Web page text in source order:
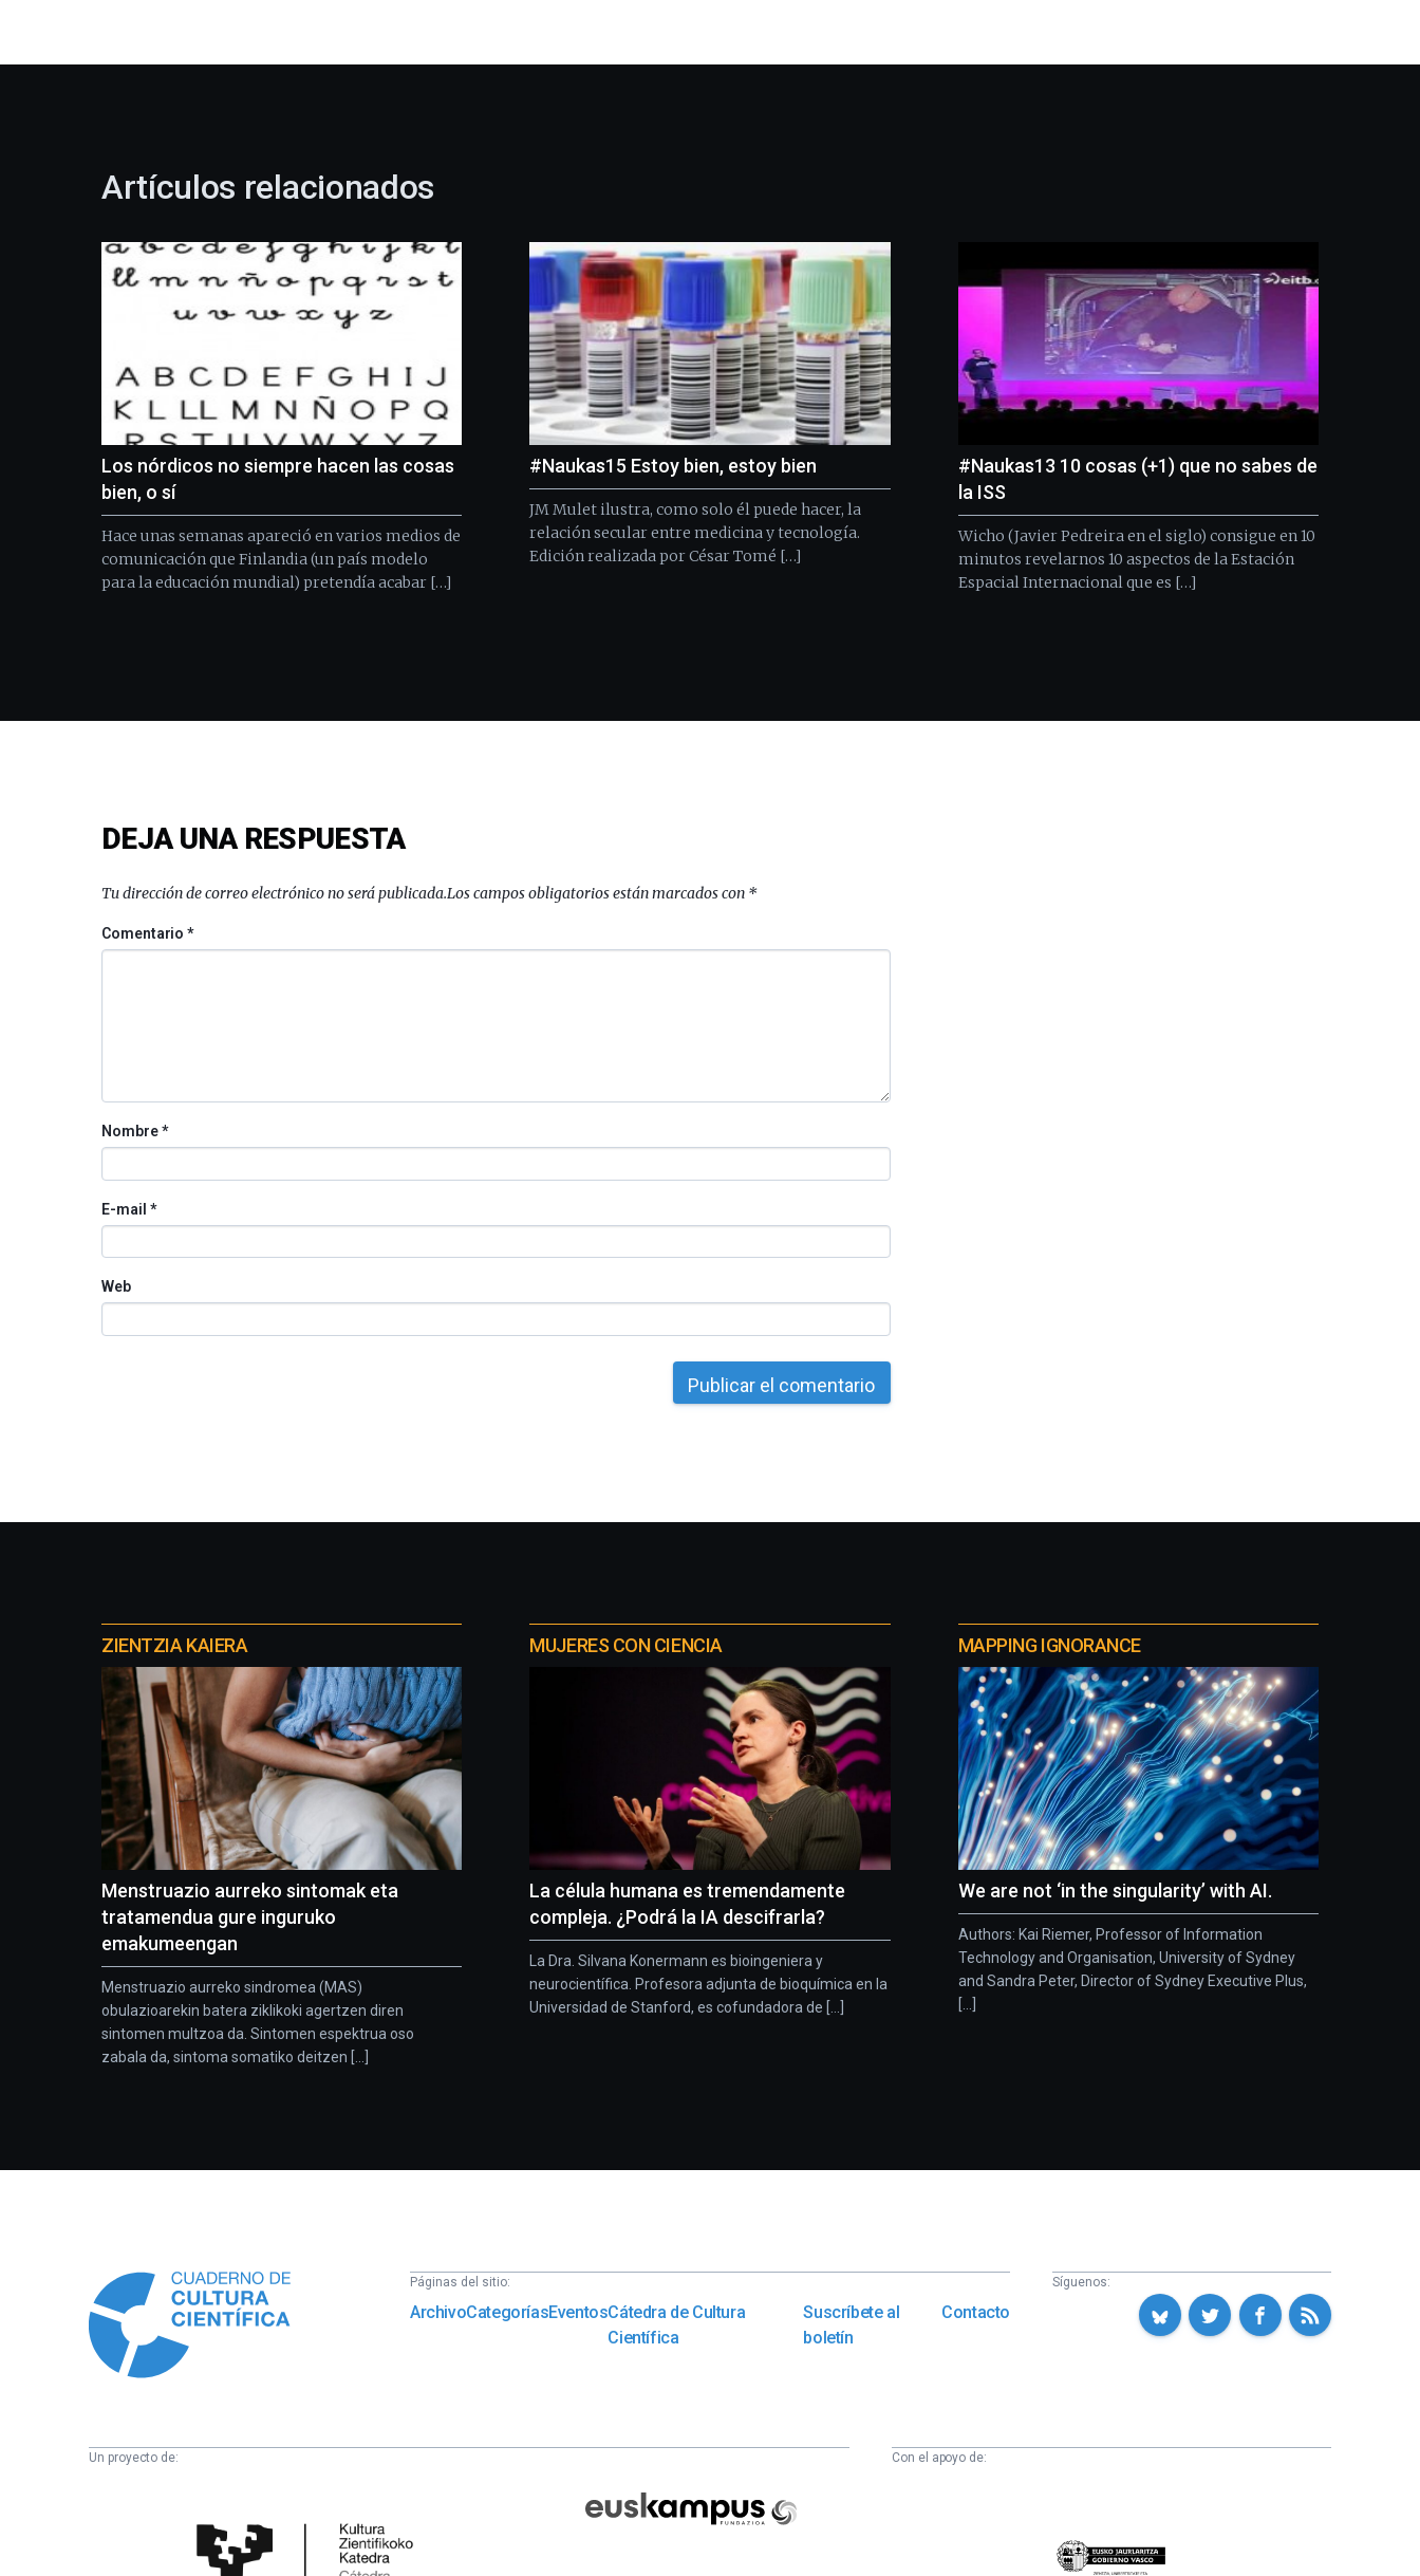
la
llenará
la
ciudad
exposiciones,
conferencias,
y
espectáculos
4
Artículos relacionados
Los nórdicos no siempre hacen las cosas
bien, o sí
Hace unas semanas apareció en varios medios de
comunicación que Finlandia (un país modelo
para la educación mundial) pretendía acabar […]
#Naukas15 Estoy bien, estoy bien
JM Mulet ilustra, como solo él puede hacer, la
relación secular entre medicina y tecnología.
Edición realizada por César Tomé […]
#Naukas13 10 cosas (+1) que no sabes de
la ISS
Wicho (Javier Pedreira en el siglo) consigue en 10
minutos revelarnos 10 aspectos de la Estación
Espacial Internacional que es […]
DEJA UNA RESPUESTA
Tu dirección de correo electrónico no será publicada.Los campos obligatorios están marcados con *
Comentario*
Nombre*
E-mail *
Web
proyectos
ZIENTZIA KAIERA
Menstruazio aurreko sintomak eta
tratamendua gure inguruko
emakumeengan
Menstruazio aurreko sindromea (MAS)
obulazioarekin batera ziklikoki agertzen diren
sintomen multzoa da. Sintomen espektrua oso
zabala da, sintoma somatiko deitzen [...]
MUJERES CON CIENCIA
La célula humana es tremendamente
compleja. ¿Podrá la IA descifrarla?
La Dra. Silvana Konermann es bioingeniera y
neurocientífica. Profesora adjunta de bioquímica en la
Universidad de Stanford, es cofundadora de [...]
MAPPING IGNORANCE
We are not ‘in the singularity’ with AI.
Authors: Kai Riemer, Professor of Information
Technology and Organisation, University of Sydney
and Sandra Peter, Director of Sydney Executive Plus,
[...]
Páginas del sitio:
ArchivoCategoríasEventosCátedra de Cultura
Científica
Suscríbete al
boletín
Contacto
Síguenos:
Un proyecto de:
Científica
Fundazioa
Con el apoyo de:
Eusko